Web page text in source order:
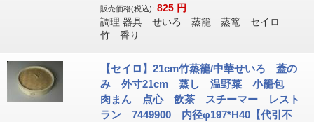
販売価格(税込): 825 円
調理 器具 せいろ 蒸籠 蒸篭 セイロ
竹 香り
【セイロ】21cm竹蒸籠/中華せいろ 蓋の
み 外寸21cm 蒸し 温野菜 小籠包
肉まん 点心 飲茶 スチーマー レスト
ラン 7449900 内径φ197*H40【代引不